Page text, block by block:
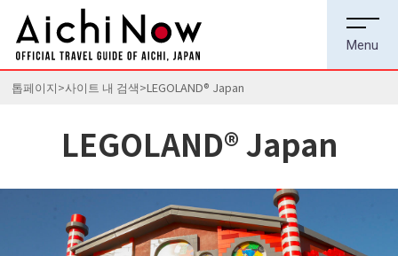
톱페이지 사이트 내 검색 LEGOLAND® Japan
LEGOLAND® Japan